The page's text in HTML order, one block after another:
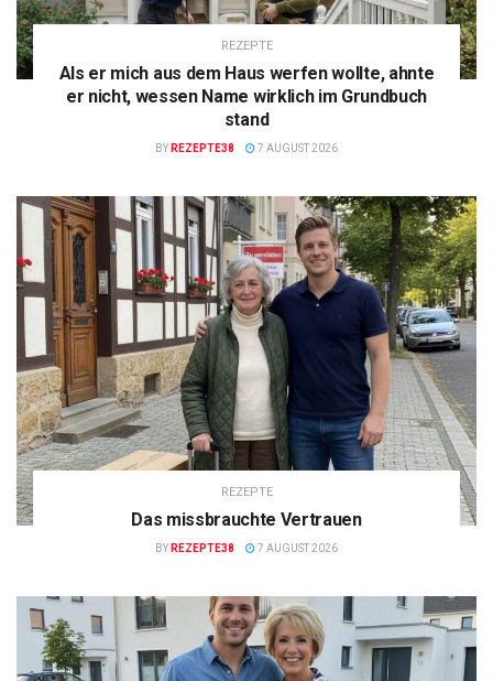
REZEPTE
Als er mich aus dem Haus werfen wollte, ahnte
er nicht, wessen Name wirklich im Grundbuch
stand
BY REZEPTE38 7 AUGUST 2026
REZEPTE
Das missbrauchte Vertrauen
BY REZEPTE38 7 AUGUST 2026